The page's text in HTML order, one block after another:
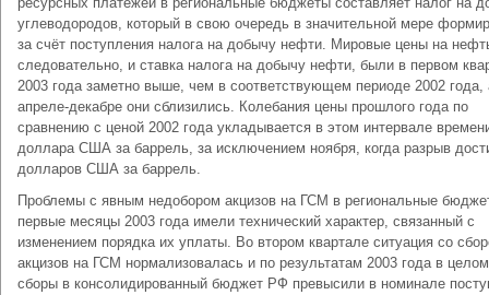
углеводородов, который в свою очередь в значительной мере
за счёт поступления налога на добычу нефти. Мировые цены на
следовательно, и ставка налога на добычу нефти, были в первом
2003 года заметно выше, чем в соответствующем периоде 2002 года,
апреле-декабре они сблизились. Колебания цены прошлого года по
сравнению с ценой 2002 года укладывается в этом интервале
доллара США за баррель, за исключением ноября, когда разрыв
долларов США за баррель.
Проблемы с явным недобором акцизов на ГСМ в региональные
первые месяцы 2003 года имели технический характер, связанный с
изменением порядка их уплаты. Во втором квартале ситуация со
акцизов на ГСМ нормализовалась и по результатам 2003 года в
сборы в консолидированный бюджет РФ превысили в номинале